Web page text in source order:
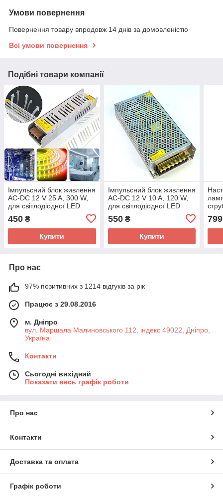
Умови повернення
Повернення товару впродовж 14 днів за домовленістю
Всі умови повернення
Подібні товари компанії
Імпульсний блок живлення
AC-DC 12 V 25 A, 300 W,
для світлодіодної LED
спостереження
450 ₴
Купити
Імпульсний блок живлення
AC-DC 12 V 10 A, 120 W,
для світлодіодної LED
спостереження
550₴
Купити
799
Про нас
97% позитивних з 1214 відгуків за рік
Працює з 29.08.2016
м. Дніпро
вул. Маршала Малиновського 112, індекс 49022, Дніпро,
Україна
Контакти
Сьогодні вихідний
Показати весь графік роботи
Про нас
Контакти
Доставка та оплата
Графік роботи